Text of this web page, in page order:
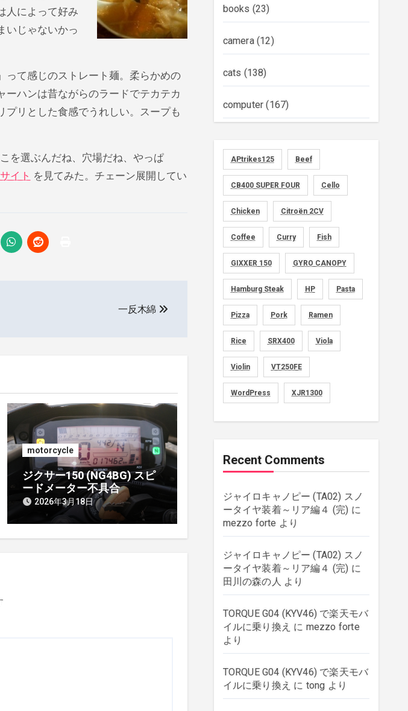
人によって好み
いじゃないかっ
て感じのストレート麺。柔らかめの
ハンは昔ながらのラードでテカテカ
プリとした食感でうれしい。スープも
を選ぶんだね、穴場だね、やっぱ
イト を見てみた。チェーン展開してい
一反木綿
motorcycle
ジクサー150 (NG4BG) スピ
ードメーター不具合
2026年3月18日
books (23)
camera(12)
cats (138)
computer (167)
foods(155)
graphics(134)
memo (30)
motorcycle(149)
movies(1)
music(51)
plants(43)
rebuilding(6)
strings(179)
wordpress(8)
APtrikes125 Beef
CB400 SUPER FOUR Cello
Chicken Citroën 2CV
Coffee Curry Fish
GIXXER 150 GYRO CANOPY
Hamburg Steak HP Pasta
Pizza Pork Ramen
Rice SRX400 Viola
Violin VT250FE
WordPress XJR1300
Recent Comments
ジャイロキャノピー (TA02) スノ
ータイヤ装着～リア編４ (完) に
mezzo forte より
ジャイロキャノピー (TA02) スノ
ータイヤ装着～リア編４ (完) に
田川の森の人 より
TORQUE G04 (KYV46) で楽天モバ
イルに乗り換え に mezzo forte
より
TORQUE G04 (KYV46) で楽天モバ
イルに乗り換え に tong より